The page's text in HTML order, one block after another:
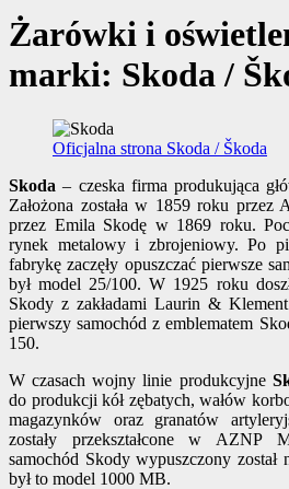
Żarówki i
marki: Skoda /
Oficjalna strona Skoda / Škoda
Skoda – czeska firma produkująca
Założona została w 1859 roku przez
przez Emila Skodę w 1869 roku.
rynek metalowy i zbrojeniowy. Po
fabrykę zaczęły opuszczać pierwsze
był model 25/100. W 1925 roku
Skody z zakładami Laurin &
pierwszy samochód z emblematem
150.
W czasach wojny linie produkcyjne
do produkcji kół zębatych, wałów
magazynków oraz granatów
zostały przekształcone w AZNP
samochód Skody wypuszczony
był to model 1000 MB.